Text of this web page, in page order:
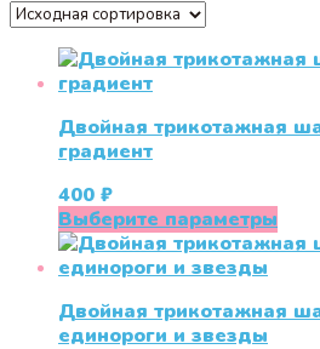
Двойная трикотажная
градиент
400 ₽
Выберите параметры
Двойная трикотажная
единороги и звезды